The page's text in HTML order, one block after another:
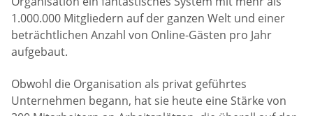
1.000.000 Mitgliedern auf der ganzen Welt und einer
beträchtlichen Anzahl von Online-Gästen pro Jahr
aufgebaut.
Obwohl die Organisation als privat geführtes
Unternehmen begann, hat sie heute eine Stärke von